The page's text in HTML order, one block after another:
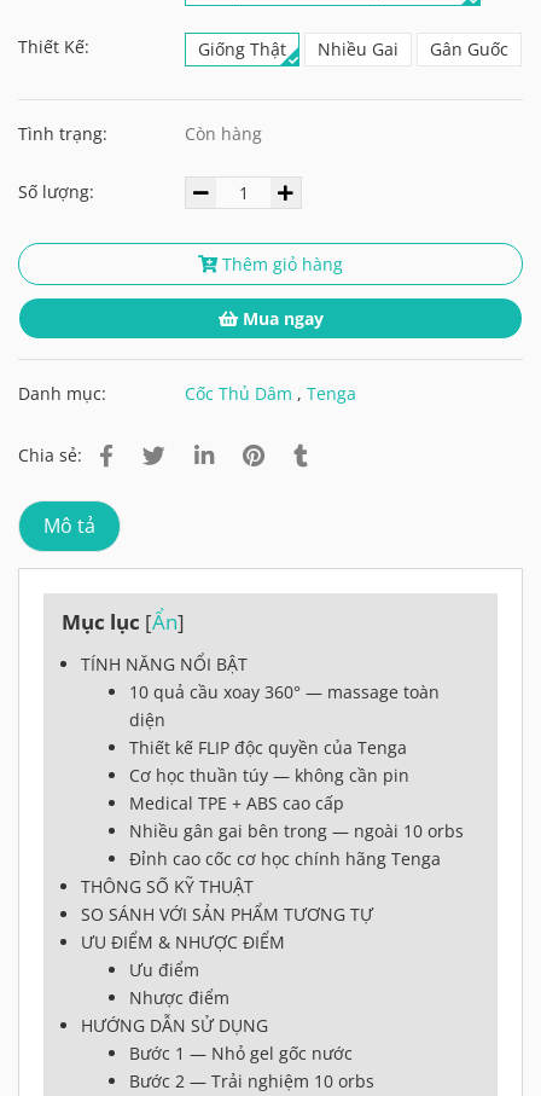
Thiết Kế: Giống Thật Nhiều Gai Gân Guốc
Tình trạng: Còn hàng
Số lượng:
Thêm giỏ hàng
Mua ngay
Danh mục: Cốc Thủ Dâm ,Tenga
Chia sẻ:
Mô tả
Mục lục [Ẩn]
TÍNH NĂNG NỔI BẬT
10 quả cầu xoay 360° — massage toàn
diện
Thiết kế FLIP độc quyền của Tenga
Cơ học thuần túy — không cần pin
Medical TPE + ABS cao cấp
Nhiều gân gai bên trong — ngoài 10 orbs
Đỉnh cao cốc cơ học chính hãng Tenga
THÔNG SỐ KỸ THUẬT
SO SÁNH VỚI SẢN PHẨM TƯƠNG TỰ
ƯU ĐIỂM & NHƯỢC ĐIỂM
Ưu điểm
Nhược điểm
HƯỚNG DẪN SỬ DỤNG
Bước 1 — Nhỏ gel gốc nước
Bước 2 — Trải nghiệm 10 orbs